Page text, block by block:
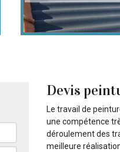
Devis
Le travail de
une compétence
déroulement des
meilleure